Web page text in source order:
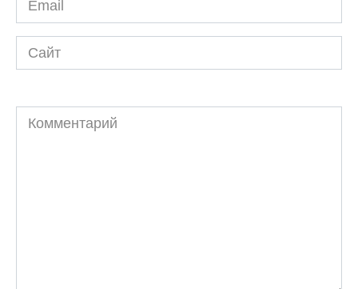
*
Сайт
Комментарий